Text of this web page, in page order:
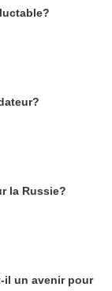
solution pour la Russie?